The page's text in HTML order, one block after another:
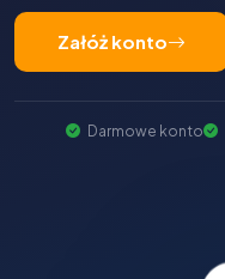
Załóż konto
Darmowe konto